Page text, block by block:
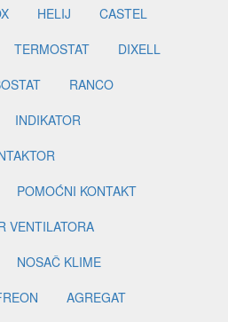
HELIJ
CASTEL
TERMOSTAT
DIXELL
RANCO
INDIKATOR
POMOĆNI KONTAKT
VENTILATORA
NOSAČ KLIME
AGREGAT